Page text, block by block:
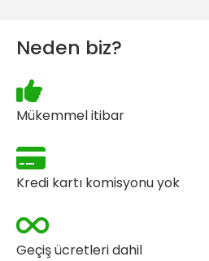
Neden biz?
Mükemmel itibar
Kredi kartı komisyonu yok
Geçiş ücretleri dahil